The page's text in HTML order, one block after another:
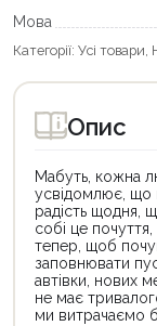
Мова
Категорії: Усі товари
Опис
Мабуть, кожна
усвідомлює, що
радість щодня,
собі це почуття,
тепер, щоб
заповнювати
автівки, нових
не має
ми витрачаємо